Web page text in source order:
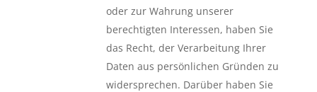
oder zur Wahrung unserer
berechtigten Interessen, haben Sie
das Recht, der Verarbeitung Ihrer
Daten aus persönlichen Gründen zu
widersprechen. Darüber haben Sie